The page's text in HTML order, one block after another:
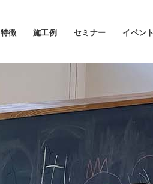
徴 施工例 セミナー イベント